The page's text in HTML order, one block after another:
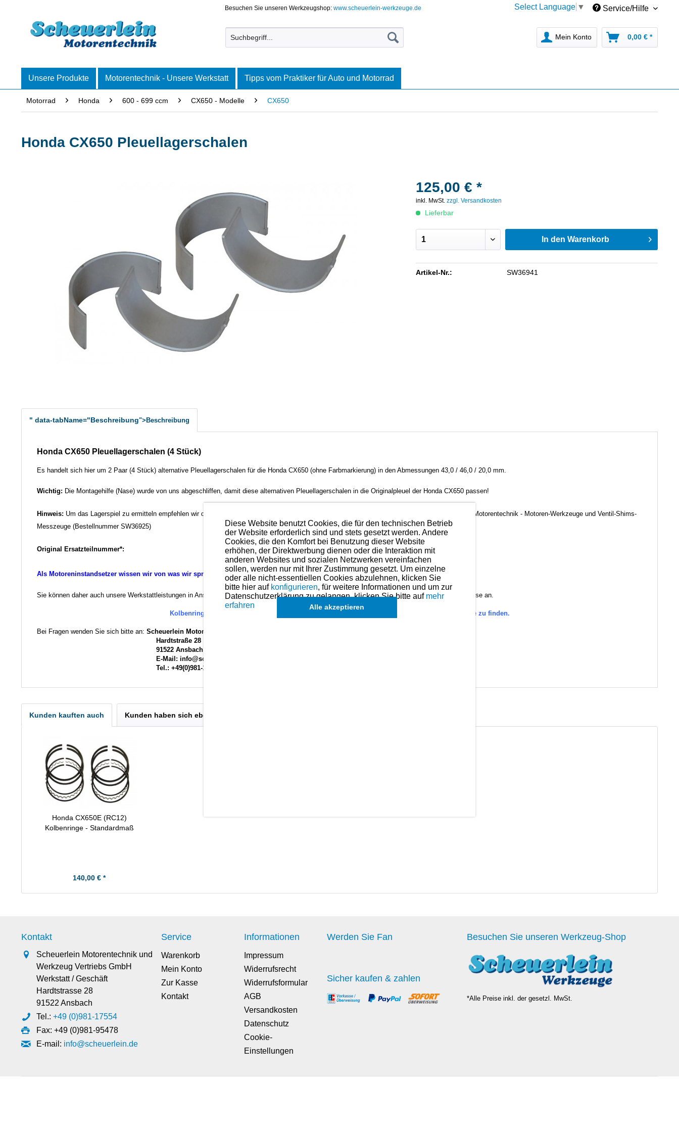
Besuchen Sie unseren Werkzeugshop:www.scheuerlein-werkzeuge.de Select Language ▼ Service/Hilfe
Mein Konto 0,00 € *
Unsere Produkte Motorentechnik - Unsere Werkstatt Tipps vom Praktiker für Auto und Motorrad
Motorrad Honda 600 - 699 ccm CX650 - Modelle CX650
Honda CX650 Pleuellagerschalen
125,00 € *
inkl. MwSt.zzgl. Versandkosten
Lieferbar
In den Warenkorb
Artikel-Nr.: SW36941
" data-tabName="Beschreibung">Beschreibung
Honda CX650 Pleuellagerschalen (4 Stück)
Es handelt sich hier um 2 Paar (4 Stück) alternative Pleuellagerschalen für die Honda CX650 (ohne Farbmarkierung) in den Abmessungen 43,0 / 46,0 / 20,0 mm.
Wichtig: Die Montagehilfe (Nase) wurde von uns abgeschliffen, damit diese alternativen Pleuellagerschalen in die Originalpleuel der Honda CX650 passen!
Hinweis: Um das Lagerspiel zu ermitteln empfehlen wir die Vermessung mittels Lagermessstreifen (Plastigage). Dieses finden Sie unter Scheuerlein Motorentechnik - Motoren-Werkzeuge und Ventil-Shims-
Messzeuge (Bestellnummer SW36925)
Original Ersatzteilnummer*:
Als Motoreninstandsetzer wissen wir von was wir sprechen.
Sie können daher auch unsere Werkstattleistungen in Anspruch nehmen. Preise hierzu finden Sie in der Kategorien-Übersicht links oder fragen Sie diese an.
Kolbenringe und Kolben für dieses Modell sind (falls vorhanden) in der übergeordneten Kategorie zu finden.
Bei Fragen wenden Sie sich bitte an: Scheuerlein Motorentechnik
Hardtstraße 28
91522 Ansbach
E-Mail: info@scheuerlein.de
Tel.: +49(0)981-17554
Kunden kauften auch Kunden haben sich ebenfalls angesehen
Honda CX650E (RC12)
Kolbenringe - Standardmaß
140,00 € *
Kontakt
Scheuerlein Motorentechnik und
Werkzeug Vertriebs GmbH
Werkstatt / Geschäft
Hardtstrasse 28
91522 Ansbach
Tel.: +49 (0)981-17554
Fax: +49 (0)981-95478
E-mail: info@scheuerlein.de
Service
Warenkorb
Mein Konto
Zur Kasse
Kontakt
Informationen
Impressum
Widerrufsrecht
Widerrufsformular
AGB
Versandkosten
Datenschutz
Cookie-
Einstellungen
Werden Sie Fan
Sicher kaufen & zahlen
Besuchen Sie unseren Werkzeug-Shop
*Alle Preise inkl. der gesetzl. MwSt.
Diese Website benutzt Cookies, die für den technischen Betrieb
der Website erforderlich sind und stets gesetzt werden. Andere
Cookies, die den Komfort bei Benutzung dieser Website
erhöhen, der Direktwerbung dienen oder die Interaktion mit
anderen Websites und sozialen Netzwerken vereinfachen
sollen, werden nur mit Ihrer Zustimmung gesetzt. Um einzelne
oder alle nicht-essentiellen Cookies abzulehnen, klicken Sie
bitte hier auf konfigurieren, für weitere Informationen und um zur
Datenschutzerklärung zu gelangen, klicken Sie bitte auf mehr
erfahren
Alle akzeptieren